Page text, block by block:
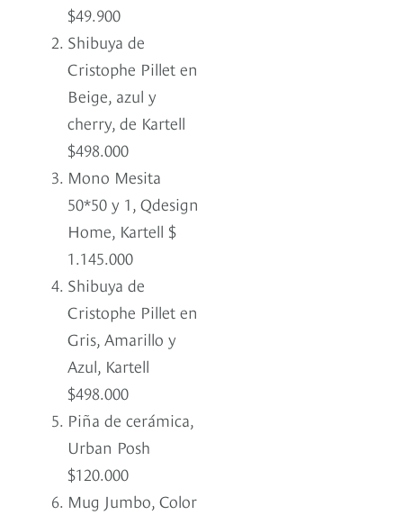
$49.900
Shibuya de
Cristophe Pillet en
Beige, azul y
cherry, de Kartell
$498.000
Mono Mesita
50*50 y 1, Qdesign
Home, Kartell $
1.145.000
Shibuya de
Cristophe Pillet en
Gris, Amarillo y
Azul, Kartell
$498.000
Piña de cerámica,
Urban Posh
$120.000
Mug Jumbo, Color